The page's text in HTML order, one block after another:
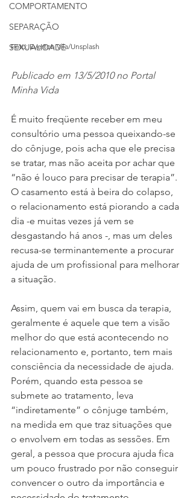
COMPORTAMENTO
SEPARAÇÃO
SEXUALIDADE
Foto: Everton Vila/Unsplash
Publicado em 13/5/2010 no Portal
Minha Vida
É muito freqüente receber em meu
consultório uma pessoa queixando-se
do cônjuge, pois acha que ele precisa
se tratar, mas não aceita por achar que
“não é louco para precisar de terapia”.
O casamento está à beira do colapso,
o relacionamento está piorando a cada
dia -e muitas vezes já vem se
desgastando há anos -, mas um deles
recusa-se terminantemente a procurar
ajuda de um profissional para melhorar
a situação.
Assim, quem vai em busca da terapia,
geralmente é aquele que tem a visão
melhor do que está acontecendo no
relacionamento e, portanto, tem mais
consciência da necessidade de ajuda.
Porém, quando esta pessoa se
submete ao tratamento, leva
“indiretamente” o cônjuge também,
na medida em que traz situações que
o envolvem em todas as sessões. Em
geral, a pessoa que procura ajuda fica
um pouco frustrado por não conseguir
convencer o outro da importância e